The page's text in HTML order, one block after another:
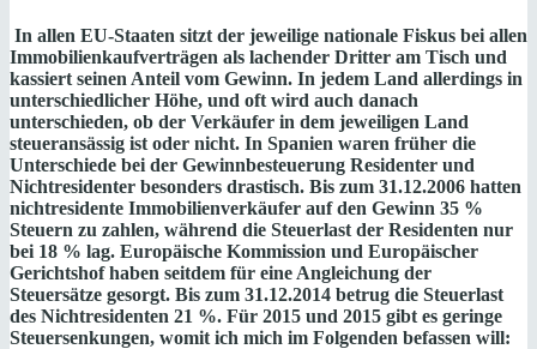
In allen EU-Staaten sitzt der jeweilige nationale Fiskus bei allen
Immobilienkaufverträgen als lachender Dritter am Tisch und
kassiert seinen Anteil vom Gewinn. In jedem Land allerdings in
unterschiedlicher Höhe, und oft wird auch danach
unterschieden, ob der Verkäufer in dem jeweiligen Land
steueransässig ist oder nicht. In Spanien waren früher die
Unterschiede bei der Gewinnbesteuerung Residenter und
Nichtresidenter besonders drastisch. Bis zum 31.12.2006 hatten
nichtresidente Immobilienverkäufer auf den Gewinn 35 %
Steuern zu zahlen, während die Steuerlast der Residenten nur
bei 18 % lag. Europäische Kommission und Europäischer
Gerichtshof haben seitdem für eine Angleichung der
Steuersätze gesorgt. Bis zum 31.12.2014 betrug die Steuerlast
des Nichtresidenten 21 %. Für 2015 und 2015 gibt es geringe
Steuersenkungen, womit ich mich im Folgenden befassen will: